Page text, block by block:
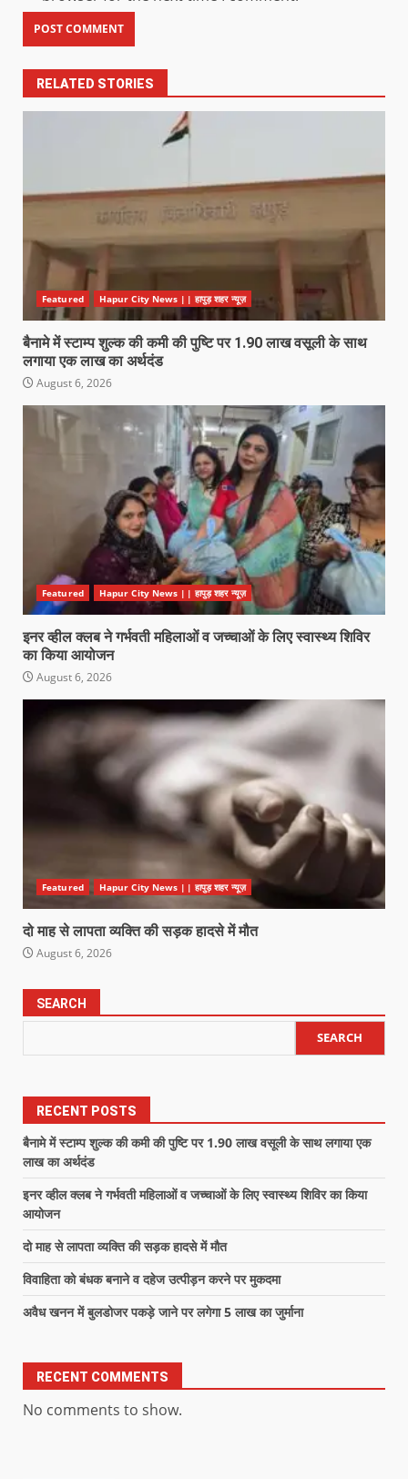
RELATED STORIES
Featured Hapur City News || हापुड़ शहर न्यूज़
बैनामे में स्टाम्प शुल्क की कमी की पुष्टि पर 1.90 लाख वसूली के साथ
लगाया एक लाख का अर्थदंड
August 6, 2026
Featured Hapur City News || हापुड़ शहर न्यूज़
इनर व्हील क्लब ने गर्भवती महिलाओं व जच्चाओं के लिए स्वास्थ्य शिविर
का किया आयोजन
August 6, 2026
Featured Hapur City News || हापुड़ शहर न्यूज़
दो माह से लापता व्यक्ति की सड़क हादसे में मौत
August 6, 2026
SEARCH
SEARCH
RECENT POSTS
बैनामे में स्टाम्प शुल्क की कमी की पुष्टि पर 1.90 लाख वसूली के साथ लगाया एक
लाख का अर्थदंड
इनर व्हील क्लब ने गर्भवती महिलाओं व जच्चाओं के लिए स्वास्थ्य शिविर का किया
आयोजन
दो माह से लापता व्यक्ति की सड़क हादसे में मौत
विवाहिता को बंधक बनाने व दहेज उत्पीड़न करने पर मुकदमा
अवैध खनन में बुलडोजर पकड़े जाने पर लगेगा 5 लाख का जुर्माना
RECENT COMMENTS
No comments to show.